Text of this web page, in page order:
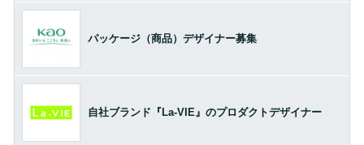
パッケージ（商品）デザイナー募集
自社ブランド『La-VIE』のプロダクトデザイナー